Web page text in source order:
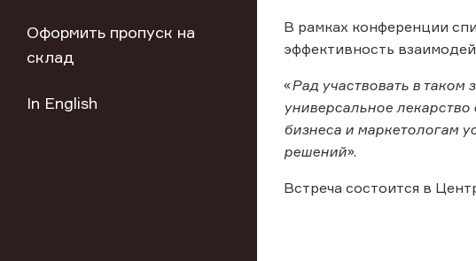
Оформить пропуск на
склад
In English
В рамках конференции
эффективность
«Рад участвовать в
универсальное
бизнеса и маркетологам
решений».
Встреча состоится в